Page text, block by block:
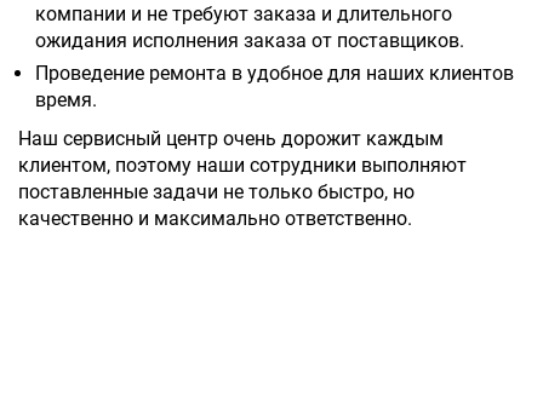
компании и не требуют заказа и длительного
ожидания исполнения заказа от поставщиков.
Проведение ремонта в удобное для наших клиентов
время.
Наш сервисный центр очень дорожит каждым
клиентом, поэтому наши сотрудники выполняют
поставленные задачи не только быстро, но
качественно и максимально ответственно.